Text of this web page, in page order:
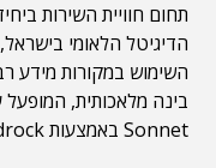
תחום חוויית השירות
הדיגיטל הלאומי
השימוש במקורות מידע
Sonnet באמצעות Amazon Bedrock.